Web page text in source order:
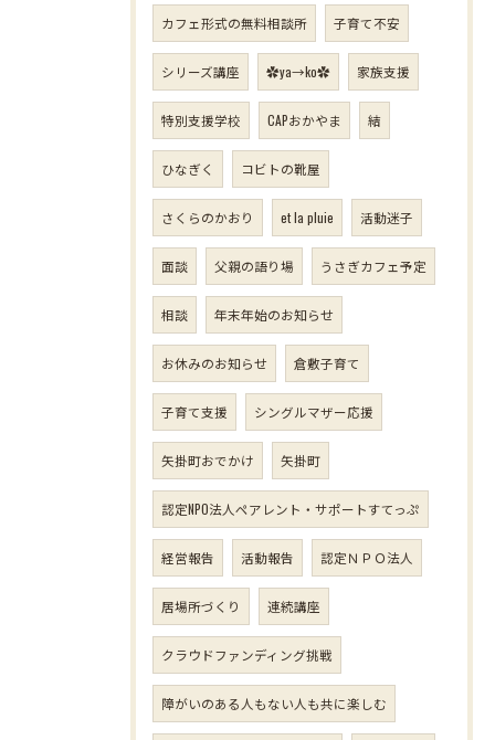
カフェ形式の無料相談所 子育て不安
シリーズ講座 ✿ya→ko✿ 家族支援
特別支援学校 CAPおかやま 結
ひなぎく コビトの靴屋
さくらのかおり et la pluie 活動迷子
面談 父親の語り場 うさぎカフェ予定
相談 年末年始のお知らせ
お休みのお知らせ 倉敷子育て
子育て支援 シングルマザー応援
矢掛町おでかけ 矢掛町
認定NPO法人ペアレント・サポートすてっぷ
経営報告 活動報告 認定ＮＰＯ法人
居場所づくり 連続講座
クラウドファンディング挑戦
障がいのある人もない人も共に楽しむ